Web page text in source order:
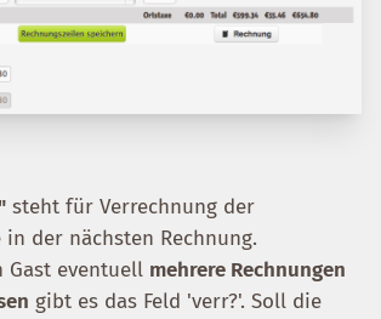
steht für Verrechnung der
in der nächsten Rechnung.
Gast eventuell mehrere Rechnungen
gibt es das Feld 'verr?'. Soll die